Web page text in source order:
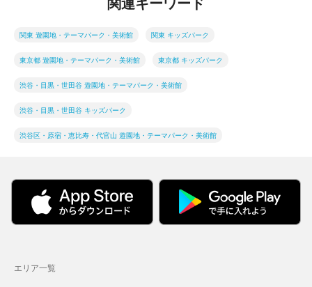
関東 遊園地・テーマパーク・美術館 関東 キッズパーク
東京都 遊園地・テーマパーク・美術館 東京都 キッズパーク
渋谷・目黒・世田谷 遊園地・テーマパーク・美術館
渋谷・目黒・世田谷 キッズパーク
渋谷区・原宿・恵比寿・代官山 遊園地・テーマパーク・美術館
エリア一覧